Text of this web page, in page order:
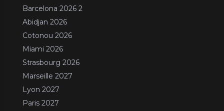
Barcelona 2026 2
Abidjan 2026
Cotonou 2026
Miami 2026
Strasbourg 2026
Marseille 2027
Lyon 2027
Paris 2027